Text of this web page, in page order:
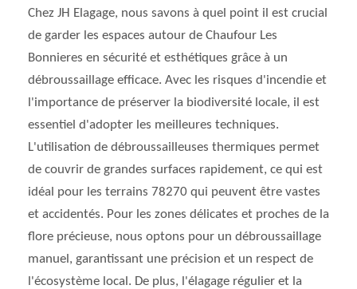
Chez JH Elagage, nous savons à quel point il est crucial
de garder les espaces autour de Chaufour Les
Bonnieres en sécurité et esthétiques grâce à un
débroussaillage efficace. Avec les risques d'incendie et
l'importance de préserver la biodiversité locale, il est
essentiel d'adopter les meilleures techniques.
L'utilisation de débroussailleuses thermiques permet
de couvrir de grandes surfaces rapidement, ce qui est
idéal pour les terrains 78270 qui peuvent être vastes
et accidentés. Pour les zones délicates et proches de la
flore précieuse, nous optons pour un débroussaillage
manuel, garantissant une précision et un respect de
l'écosystème local. De plus, l'élagage régulier et la